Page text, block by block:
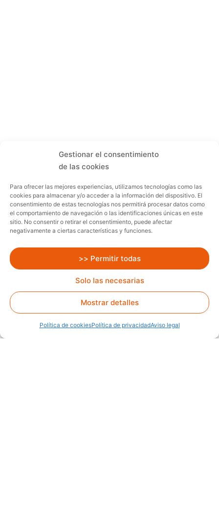
Gestionar el consentimiento
de las cookies
Para ofrecer las mejores experiencias, utilizamos tecnologías como las
cookies para almacenar y/o acceder a la información del dispositivo. El
consentimiento de estas tecnologías nos permitirá procesar datos como
el comportamiento de navegación o las identificaciones únicas en este
sitio. No consentir o retirar el consentimiento, puede afectar
negativamente a ciertas características y funciones.
>> Permitir todas
Solo las necesarias
Mostrar detalles
Política de cookiesPolítica de privacidadAviso legal